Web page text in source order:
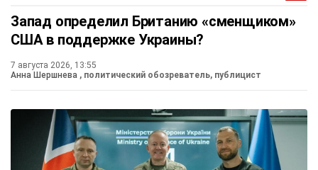
Запад определил Британию «сменщиком»
США в поддержке Украины?
7 августа 2026, 13:55
Анна Шершнева , политический обозреватель, публицист